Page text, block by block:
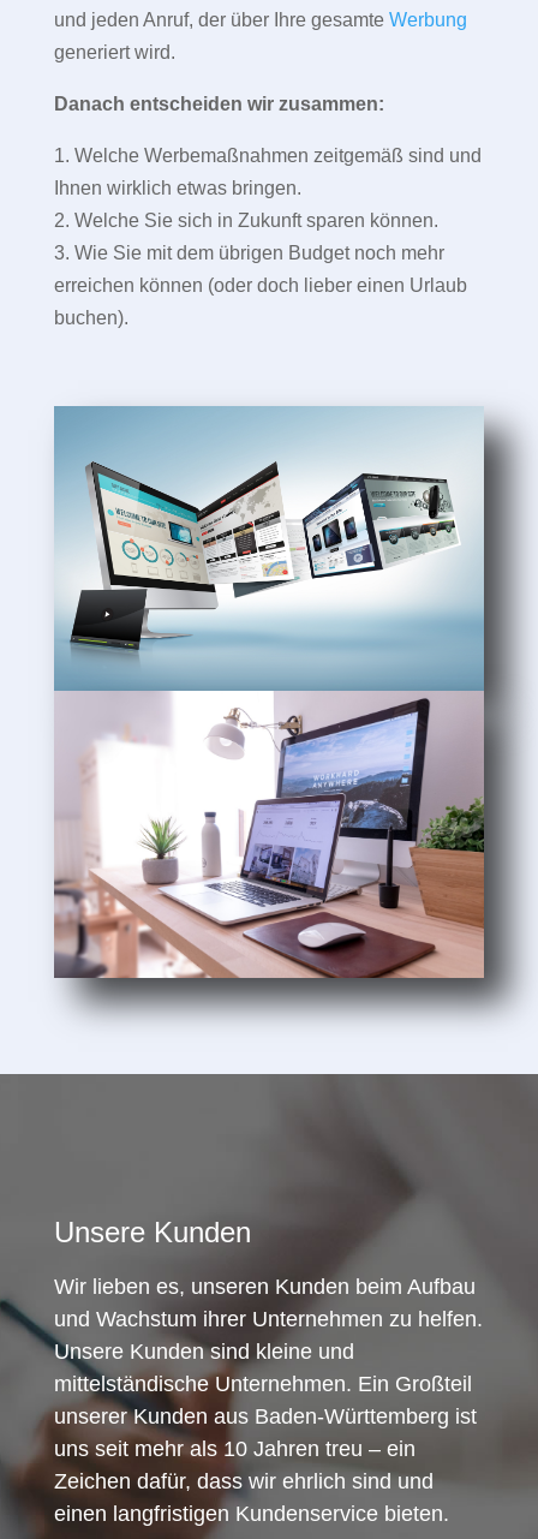
und jeden Anruf, der über Ihre gesamte Werbung
generiert wird.
Danach entscheiden wir zusammen:
1. Welche Werbemaßnahmen zeitgemäß sind und
Ihnen wirklich etwas bringen.
2. Welche Sie sich in Zukunft sparen können.
3. Wie Sie mit dem übrigen Budget noch mehr
erreichen können (oder doch lieber einen Urlaub
buchen).
Unsere Kunden
Wir lieben es, unseren Kunden beim Aufbau
und Wachstum ihrer Unternehmen zu helfen.
Unsere Kunden sind kleine und
mittelständische Unternehmen. Ein Großteil
unserer Kunden aus Baden-Württemberg ist
uns seit mehr als 10 Jahren treu – ein
Zeichen dafür, dass wir ehrlich sind und
einen langfristigen Kundenservice bieten.